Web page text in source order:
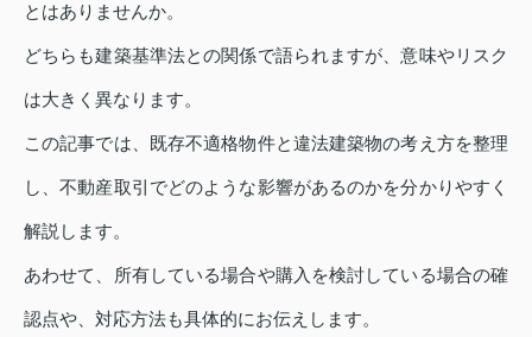
とはありませんか。
どちらも建築基準法との関係で語られますが、意味やリスク
は大きく異なります。
この記事では、既存不適格物件と違法建築物の考え方を整理
し、不動産取引でどのような影響があるのかを分かりやすく
解説します。
あわせて、所有している場合や購入を検討している場合の確
認点や、対応方法も具体的にお伝えします。